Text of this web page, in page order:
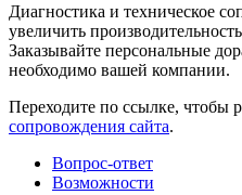
Диагностика и техническое
увеличить
Заказывайте персональные
необходимо вашей компании.
Переходите по ссылке, чтобы
сопровождения сайта.
Вопрос-ответ
Возможности